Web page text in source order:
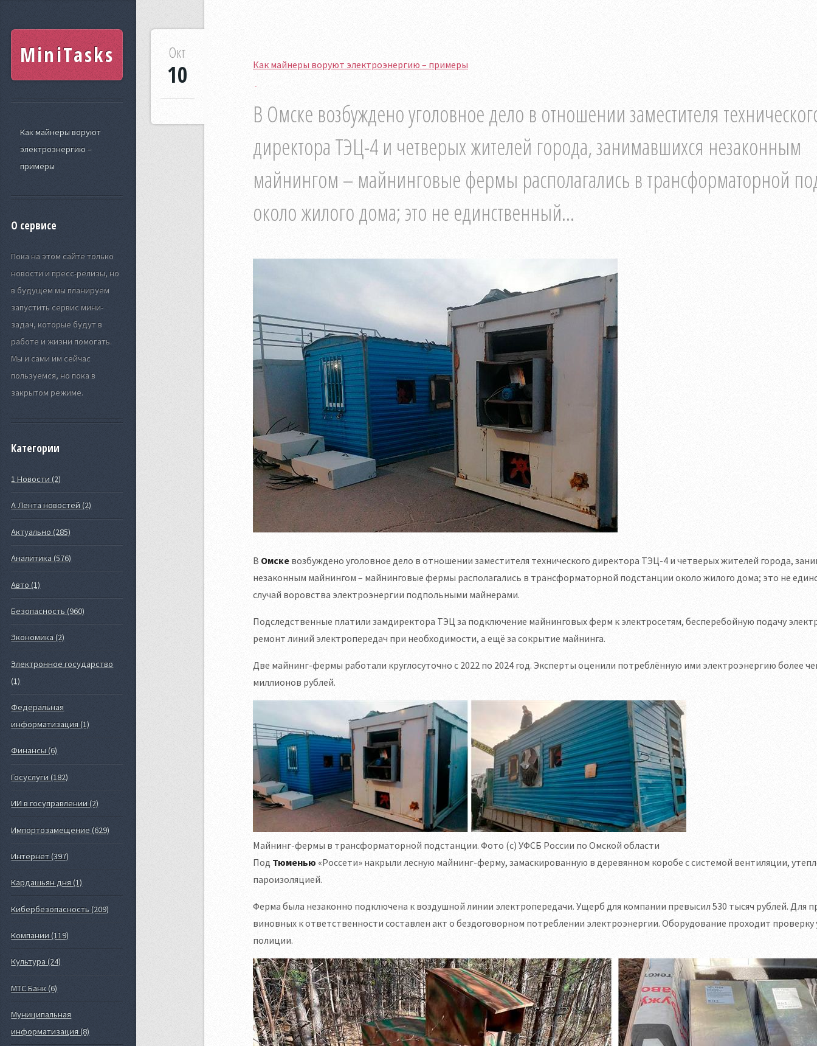
MiniTasks
Как майнеры воруют
электроэнергию –
примеры
О сервисе
Пока на этом сайте только
новости и пресс-релизы, но
в будущем мы планируем
запустить сервис мини-
задач, которые будут в
работе и жизни помогать.
Мы и сами им сейчас
пользуемся, но пока в
закрытом режиме.
Категории
1 Новости (2)
А Лента новостей (2)
Актуально (285)
Аналитика (576)
Авто (1)
Безопасность (960)
Экономика (2)
Электронное государство
(1)
Федеральная
информатизация (1)
Финансы (6)
Госуслуги (182)
ИИ в госуправлении (2)
Импортозамещение (629)
Интернет (397)
Кардашьян дня (1)
Кибербезопасность (209)
Компании (119)
Культура (24)
МТС Банк (6)
Муниципальная
информатизация (8)
Как майнеры воруют электроэнергию – примеры
В Омске возбуждено уголовное дело в отношении заместителя
директора ТЭЦ-4 и четверых жителей города, занимавшихся незаконным
майнингом – майнинговые фермы располагались в трансформаторной
около жилого дома; это не единственный...
Окт
10
В Омске возбуждено уголовное дело в отношении заместителя технического директора ТЭЦ-4 и четверых жителей города,
незаконным майнингом – майнинговые фермы располагались в трансформаторной подстанции около жилого дома; это не
случай воровства электроэнергии подпольными майнерами.
Подследственные платили замдиректора ТЭЦ за подключение майнинговых ферм к электросетям, бесперебойную подачу
ремонт линий электропередач при необходимости, а ещё за сокрытие майнинга.
Две майнинг-фермы работали круглосуточно с 2022 по 2024 год. Эксперты оценили потреблённую ими электроэнергию более
миллионов рублей.
Майнинг-фермы в трансформаторной подстанции. Фото (с) УФСБ России по Омской области
Под Тюменью «Россети» накрыли лесную майнинг-ферму, замаскированную в деревянном коробе с системой вентиляции,
пароизоляцией.
Ферма была незаконно подключена к воздушной линии электропередачи. Ущерб для компании превысил 530 тысяч рублей. Для
виновных к ответственности составлен акт о бездоговорном потреблении электроэнергии. Оборудование проходит проверку
полиции.